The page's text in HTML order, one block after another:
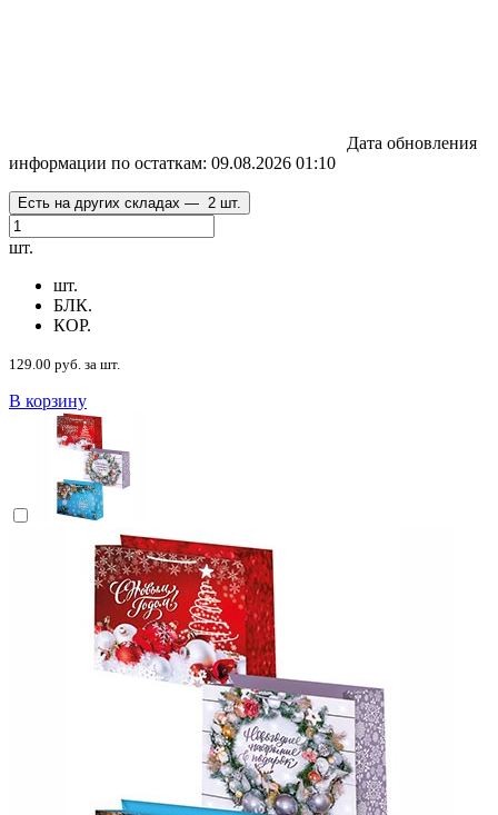
Дата обновления
информации по остаткам: 09.08.2026 01:10
Есть на других складах — 2 шт.
шт.
шт.
БЛК.
КОР.
129.00 руб. за шт.
В корзину